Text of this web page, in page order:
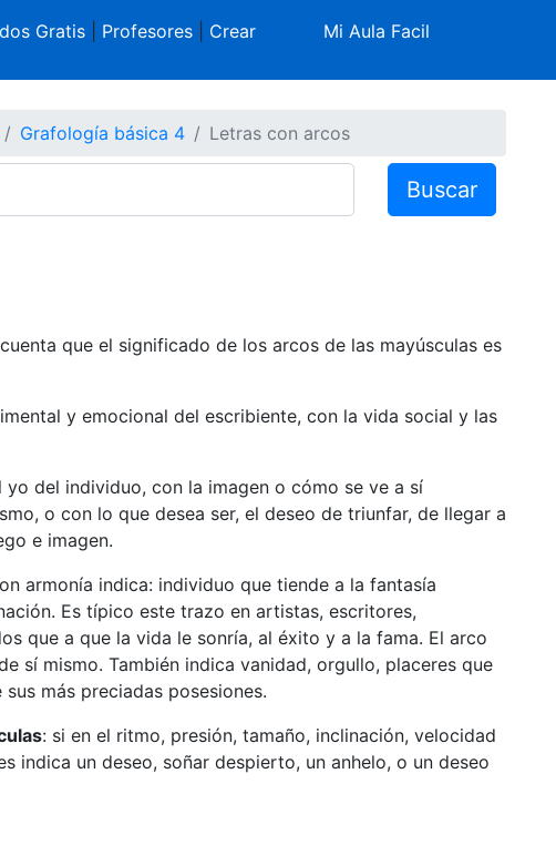
Gratis| Profesores| Crear
Mi Aula Facil
Grafología básica 4 Letras con arcos
Buscar
que el significado de los arcos de las mayúsculas es
y emocional del escribiente, con la vida social y las
del individuo, con la imagen o cómo se ve a sí
o con lo que desea ser, el deseo de triunfar, de llegar a
e imagen.
armonía indica: individuo que tiende a la fantasía
Es típico este trazo en artistas, escritores,
que a que la vida le sonría, al éxito y a la fama. El arco
sí mismo. También indica vanidad, orgullo, placeres que
más preciadas posesiones.
: si en el ritmo, presión, tamaño, inclinación, velocidad
indica un deseo, soñar despierto, un anhelo, o un deseo